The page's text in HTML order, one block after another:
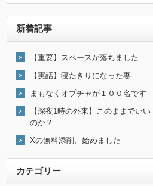
新着記事
【重要】スペースが落ちました
【実話】寝たきりになった妻
まもなくオプチャが１００名です
【深夜1時の外来】このままでいい
のか？
Xの無料添削、始めました
カテゴリー